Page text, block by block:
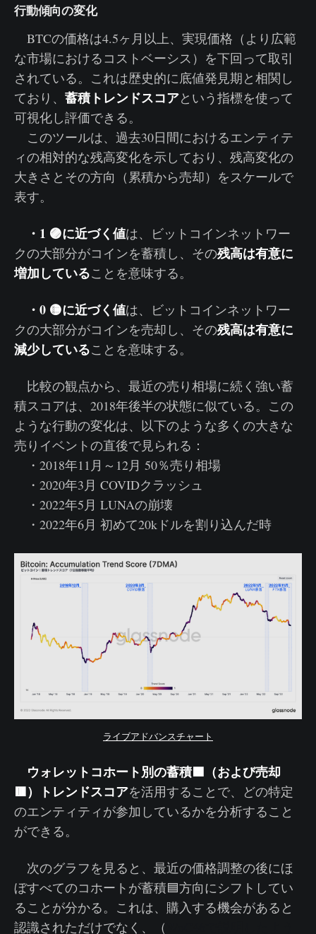
行動傾向の変化
BTCの価格は4.5ヶ月以上、実現価格（より広範
な市場におけるコストベーシス）を下回って取引
されている。これは歴史的に底値発見期と相関し
ており、 蓄積トレンドスコアという指標を使って
可視化し評価できる。
このツールは、過去30日間におけるエンティテ
ィの相対的な残高変化を示しており、残高変化の
大きさとその方向（累積から売却）をスケールで
表す。
・1 🟣に近づく値は、ビットコインネットワー
クの大部分がコインを蓄積し、その残高は有意に
増加していることを意味する。
・0 🟡に近づく値は、ビットコインネットワー
クの大部分がコインを売却し、その残高は有意に
減少していることを意味する。
比較の観点から、最近の売り相場に続く強い蓄
積スコアは、2018年後半の状態に似ている。この
ような行動の変化は、以下のような多くの大きな
売りイベントの直後で見られる：
・2018年11月～12月 50％売り相場
・2020年3月 COVIDクラッシュ
・2022年5月 LUNAの崩壊
・2022年6月 初めて20kドルを割り込んだ時
ライブアドバンスチャート
ウォレットコホート別の蓄積🟦（および売却
🟥）トレンドスコアを活用することで、どの特定
のエンティティが参加しているかを分析すること
ができる。
次のグラフを見ると、最近の価格調整の後にほ
ぼすべてのコホートが蓄積🟦方向にシフトしてい
ることが分かる。これは、購入する機会があると
認識されただけでなく、（